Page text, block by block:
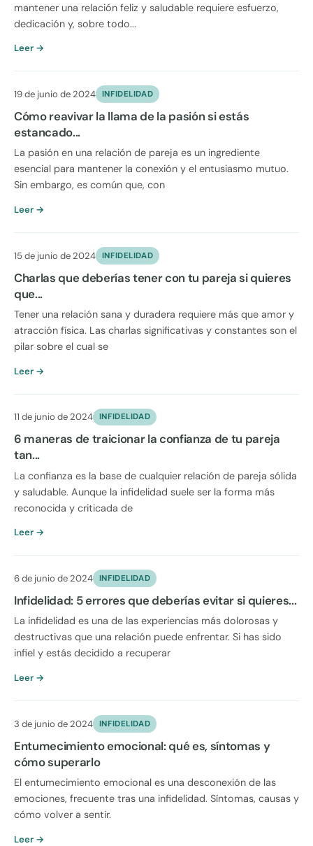
mantener una relación feliz y saludable requiere esfuerzo,
dedicación y, sobre todo...
Leer →
19 de junio de 2024 INFIDELIDAD
Cómo reavivar la llama de la pasión si estás
estancado...
La pasión en una relación de pareja es un ingrediente
esencial para mantener la conexión y el entusiasmo mutuo.
Sin embargo, es común que, con
Leer →
15 de junio de 2024 INFIDELIDAD
Charlas que deberías tener con tu pareja si quieres
que...
Tener una relación sana y duradera requiere más que amor y
atracción física. Las charlas significativas y constantes son el
pilar sobre el cual se
Leer →
11 de junio de 2024 INFIDELIDAD
6 maneras de traicionar la confianza de tu pareja
tan...
La confianza es la base de cualquier relación de pareja sólida
y saludable. Aunque la infidelidad suele ser la forma más
reconocida y criticada de
Leer →
6 de junio de 2024 INFIDELIDAD
Infidelidad: 5 errores que deberías evitar si quieres...
La infidelidad es una de las experiencias más dolorosas y
destructivas que una relación puede enfrentar. Si has sido
infiel y estás decidido a recuperar
Leer →
3 de junio de 2024 INFIDELIDAD
Entumecimiento emocional: qué es, síntomas y
cómo superarlo
El entumecimiento emocional es una desconexión de las
emociones, frecuente tras una infidelidad. Síntomas, causas y
cómo volver a sentir.
Leer →